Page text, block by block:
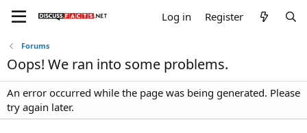
Log in Register
Forums
Oops! We ran into some problems.
An error occurred while the page was being generated. Please
try again later.